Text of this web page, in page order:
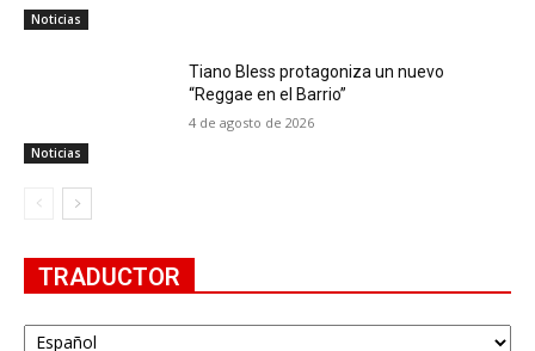
Noticias
Noticias
Tiano Bless protagoniza un nuevo
“Reggae en el Barrio”
4 de agosto de 2026
TRADUCTOR